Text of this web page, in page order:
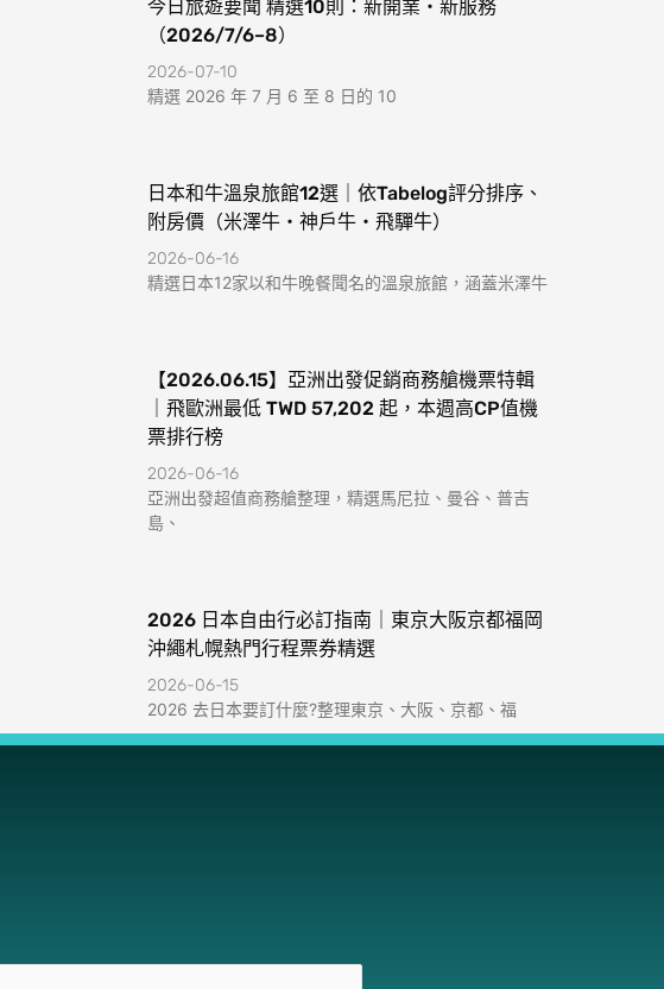
今日旅遊要聞 精選10則：新開業・新服務
（2026/7/6–8）
2026-07-10
精選 2026 年 7 月 6 至 8 日的 10
日本和牛溫泉旅館12選｜依Tabelog評分排序、
附房價（米澤牛・神戶牛・飛驒牛）
2026-06-16
精選日本12家以和牛晚餐聞名的溫泉旅館，涵蓋米澤牛
【2026.06.15】亞洲出發促銷商務艙機票特輯
｜飛歐洲最低 TWD 57,202 起，本週高CP值機
票排行榜
2026-06-16
亞洲出發超值商務艙整理，精選馬尼拉、曼谷、普吉
島、
2026 日本自由行必訂指南｜東京大阪京都福岡
沖繩札幌熱門行程票券精選
2026-06-15
2026 去日本要訂什麼?整理東京、大阪、京都、福